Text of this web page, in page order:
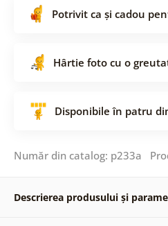
Potrivit ca și cadou
Hârtie foto cu o
Disponibile în patru
Număr din catalog: p233a
Descrierea produsului și